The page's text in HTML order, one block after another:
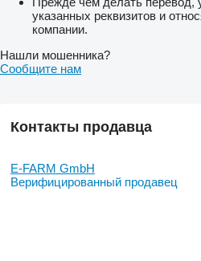
указанных реквизитов и
компании.
Нашли мошенника?
Сообщите нам
Контакты продавца
E-FARM GmbH
Верифицированный продавец